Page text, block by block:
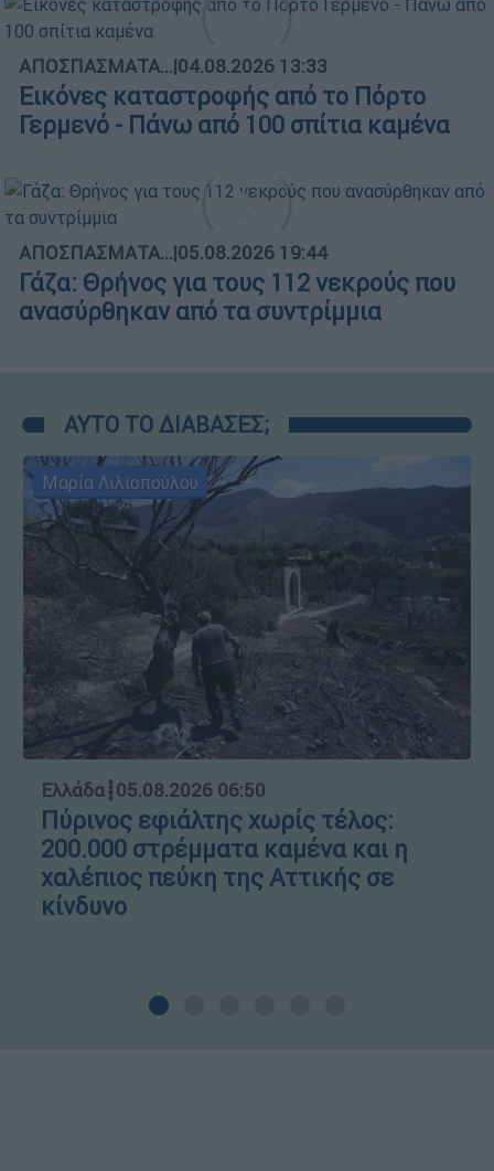
ΑΠΟΣΠΑΣΜΑΤΑ...|04.08.2026 13:33
Εικόνες καταστροφής από το Πόρτο
Γερμενό - Πάνω από 100 σπίτια καμένα
ΑΠΟΣΠΑΣΜΑΤΑ...|05.08.2026 19:44
Γάζα: Θρήνος για τους 112 νεκρούς που
ανασύρθηκαν από τα συντρίμμια
ΑΥΤΟ ΤΟ ΔΙΑΒΑΣΕΣ;
Μαρία Λιλιοπούλου
Ελλάδα┋05.08.2026 06:50
Πύρινος εφιάλτης χωρίς τέλος:
200.000 στρέμματα καμένα και η
χαλέπιος πεύκη της Αττικής σε
κίνδυνο